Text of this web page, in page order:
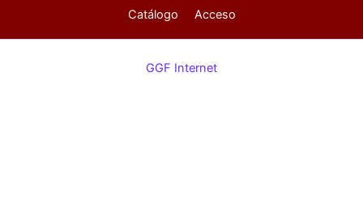
Catálogo Acceso
GGF Internet